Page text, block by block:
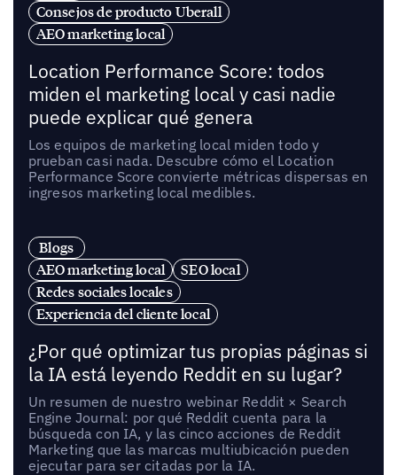
Consejos de producto Uberall
AEO marketing local
Location Performance Score: todos
miden el marketing local y casi nadie
puede explicar qué genera
Los equipos de marketing local miden todo y
prueban casi nada. Descubre cómo el Location
Performance Score convierte métricas dispersas en
ingresos marketing local medibles.
Blogs
AEO marketing local
SEO local
Redes sociales locales
Experiencia del cliente local
¿Por qué optimizar tus propias páginas si
la IA está leyendo Reddit en su lugar?
Un resumen de nuestro webinar Reddit × Search
Engine Journal: por qué Reddit cuenta para la
búsqueda con IA, y las cinco acciones de Reddit
Marketing que las marcas multiubicación pueden
ejecutar para ser citadas por la IA.